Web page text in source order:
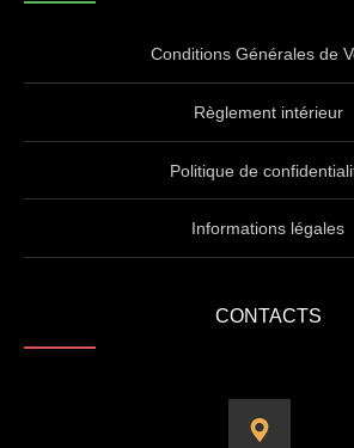
Conditions Générales de
Règlement intérieur
Politique de
Informations légales
CONTACTS